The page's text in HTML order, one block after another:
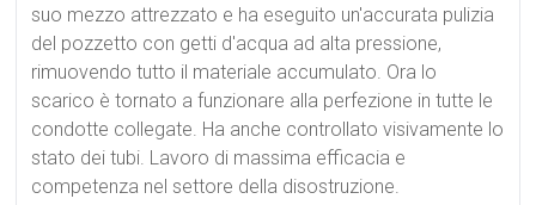
suo mezzo attrezzato e ha eseguito un'accurata pulizia
del pozzetto con getti d'acqua ad alta pressione,
rimuovendo tutto il materiale accumulato. Ora lo
scarico è tornato a funzionare alla perfezione in tutte le
condotte collegate. Ha anche controllato visivamente lo
stato dei tubi. Lavoro di massima efficacia e
competenza nel settore della disostruzione.